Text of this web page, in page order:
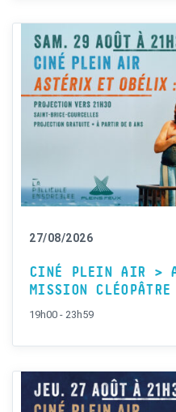
27/08/2026
CINÉ PLEIN AIR >
MISSION CLÉOPÂTRE
19h00 - 23h59